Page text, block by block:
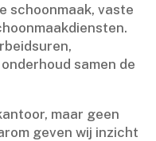
schoonmaak, vaste
samen de
maar geen
geven wij inzicht